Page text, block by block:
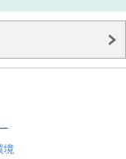
境